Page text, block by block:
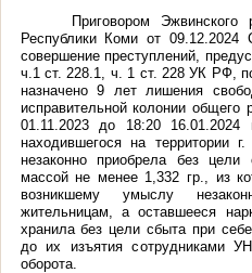
Приговором Эжвинского
Республики Коми от
совершение преступлений,
ч.1 ст. 228.1, ч. 1 ст. 228 УК РФ,
назначено 9 лет лишения
исправительной колонии
01.11.2023 до 18:20 16.01.2024
находившегося на территории
незаконно приобрела без цели
массой не менее 1,332 гр., из
возникшему умыслу
жительницам, а оставшееся
хранила без цели сбыта при
до их изъятия сотрудниками
оборота.